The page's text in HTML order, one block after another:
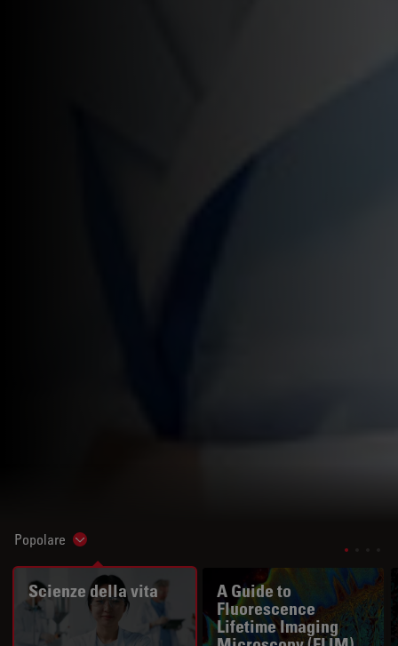
Popolare Show subnavigation
Scienze della vita
A Guide to
Fluorescence
Lifetime Imaging